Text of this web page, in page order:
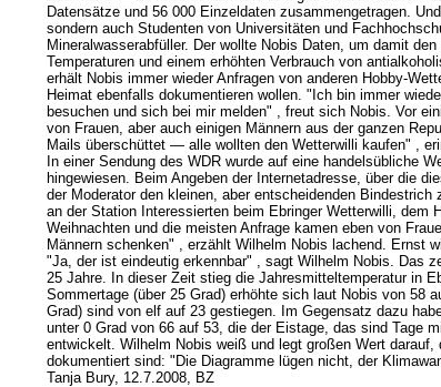
Datensätze und 56 000 Einzeldaten zusammengetragen.
sondern auch Studenten von Universitäten und
Mineralwasserabfüller. Der wollte Nobis Daten, um damit
Temperaturen und einem erhöhten Verbrauch von
erhält Nobis immer wieder Anfragen von anderen Hobby-
Heimat ebenfalls dokumentieren wollen. "Ich bin immer
besuchen und sich bei mir melden" , freut sich Nobis. Vor
von Frauen, aber auch einigen Männern aus der ganzen
Mails überschüttet — alle wollten den Wetterwilli kaufen" ,
In einer Sendung des WDR wurde auf eine handelsübliche
hingewiesen. Beim Angeben der Internetadresse, über die
der Moderator den kleinen, aber entscheidenden Bindestrich
an der Station Interessierten beim Ebringer Wetterwilli, dem
Weihnachten und die meisten Anfrage kamen eben von
Männern schenken" , erzählt Wilhelm Nobis lachend. Ernst
"Ja, der ist eindeutig erkennbar" , sagt Wilhelm Nobis. Das
25 Jahre. In dieser Zeit stieg die Jahresmitteltemperatur in
Sommertage (über 25 Grad) erhöhte sich laut Nobis von 58
Grad) sind von elf auf 23 gestiegen. Im Gegensatz dazu
unter 0 Grad von 66 auf 53, die der Eistage, das sind Tage
entwickelt. Wilhelm Nobis weiß und legt großen Wert
dokumentiert sind: "Die Diagramme lügen nicht, der
Tanja Bury, 12.7.2008, BZ